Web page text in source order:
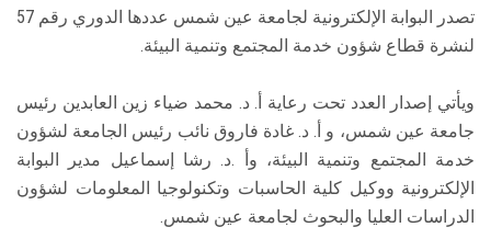
تصدر البوابة الإلكترونية لجامعة عين شمس عددها الدوري رقم 57
لنشرة قطاع شؤون خدمة المجتمع وتنمية البيئة.
ويأتي إصدار العدد تحت رعاية أ. د. محمد ضياء زين العابدين رئيس
جامعة عين شمس، و أ. د. غادة فاروق نائب رئيس الجامعة لشؤون
خدمة المجتمع وتنمية البيئة، وأ .د. رشا إسماعيل مدير البوابة
الإلكترونية ووكيل كلية الحاسبات وتكنولوجيا المعلومات لشؤون
الدراسات العليا والبحوث لجامعة عين شمس.